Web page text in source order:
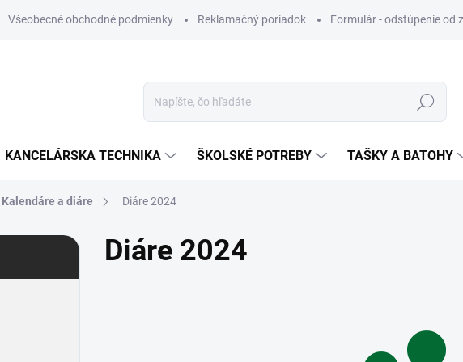
Všeobecné obchodné podmienky Reklamačný poriadok Formulár - odstúpenie od
Hľadať
KANCELÁRSKA TECHNIKA ŠKOLSKÉ POTREBY TAŠKY A BATOHY
Kalendáre a diáre Diáre 2024
Diáre 2024